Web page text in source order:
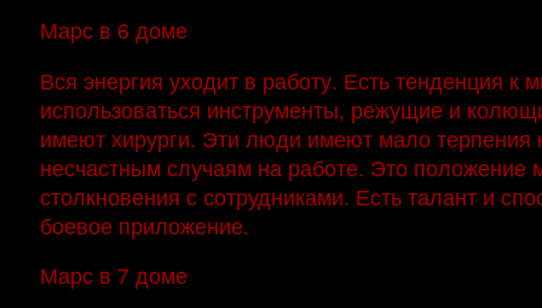
Марс в 6 доме
Вся энергия уходит в работу. Есть тенденция
использоваться инструменты, режущие и
имеют хирурги. Эти люди имеют мало терпения
несчастным случаям на работе. Это
столкновения с сотрудниками. Есть талант и
боевое приложение.
Марс в 7 доме